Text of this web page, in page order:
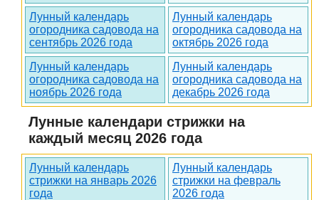
Лунный календарь
огородника садовода на
сентябрь 2026 года
Лунный календарь
огородника садовода на
октябрь 2026 года
Лунный календарь
огородника садовода на
ноябрь 2026 года
Лунный календарь
огородника садовода на
декабрь 2026 года
Лунные календари стрижки на
каждый месяц 2026 года
Лунный календарь
стрижки на январь 2026
года
Лунный календарь
стрижки на февраль
2026 года